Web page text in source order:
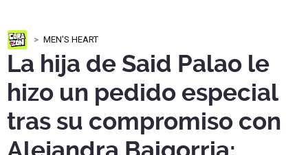
MEN'S HEART
La hija de Said Palao le
hizo un pedido especial
tras su compromiso con